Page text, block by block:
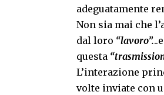
adeguatamente
Non sia mai che
dal loro “lavoro”.
questa
L’interazione
volte inviate con